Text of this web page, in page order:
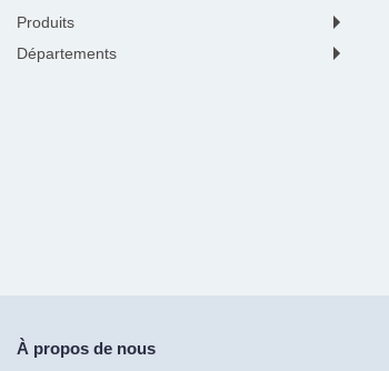
produits
départements
À propos de nous